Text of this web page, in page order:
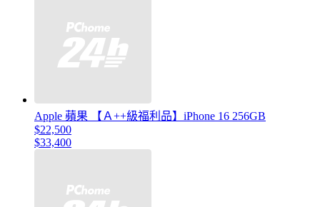
Apple 蘋果 【Ａ++級福利品】iPhone 16 256GB
$22,500
$33,400